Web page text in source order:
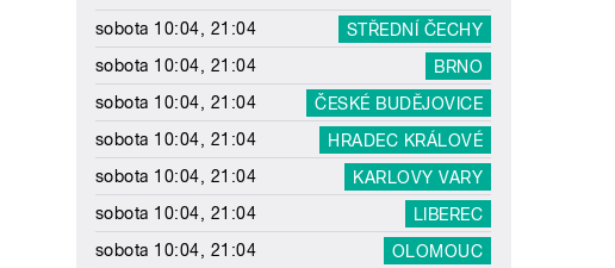
sobota 10:04, 21:04
STŘEDNÍ ČECHY
sobota 10:04, 21:04
BRNO
sobota 10:04, 21:04
ČESKÉ BUDĚJOVICE
sobota 10:04, 21:04
HRADEC KRÁLOVÉ
sobota 10:04, 21:04
KARLOVY VARY
sobota 10:04, 21:04
LIBEREC
sobota 10:04, 21:04
OLOMOUC